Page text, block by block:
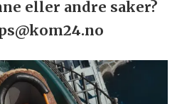
eller andre saker?